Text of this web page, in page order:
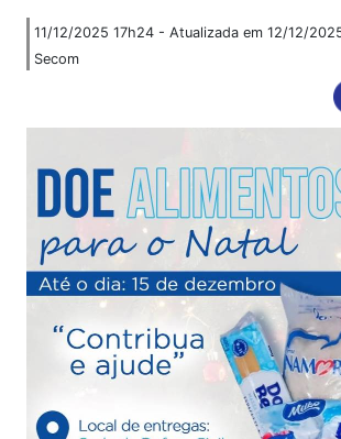
11/12/2025 17h24 - Atualizada em 12/12/
Secom